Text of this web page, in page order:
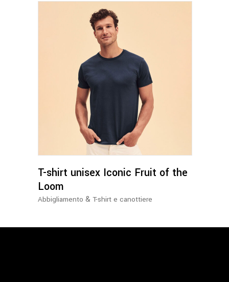
del
prodotto
Questo
prodotto
varianti.
Le
opzioni
possono
T-shirt unisex Iconic Fruit of the
Loom
Abbigliamento & T-shirt e canottiere